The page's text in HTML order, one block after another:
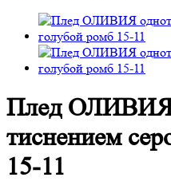
Плед ОЛИВИЯ
тиснением
15-11